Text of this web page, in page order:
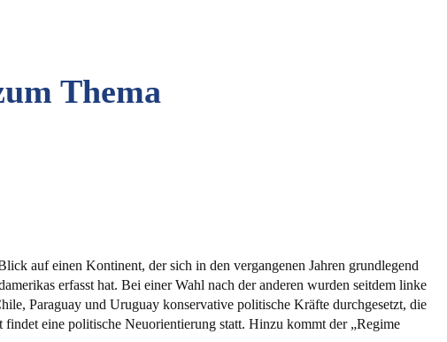
Thema
auf einen Kontinent, der sich in den vergangenen Jahren grundlegend
erfasst hat. Bei einer Wahl nach der anderen wurden seitdem linke
Paraguay und Uruguay konservative politische Kräfte durchgesetzt, die
eine politische Neuorientierung statt. Hinzu kommt der „Regime